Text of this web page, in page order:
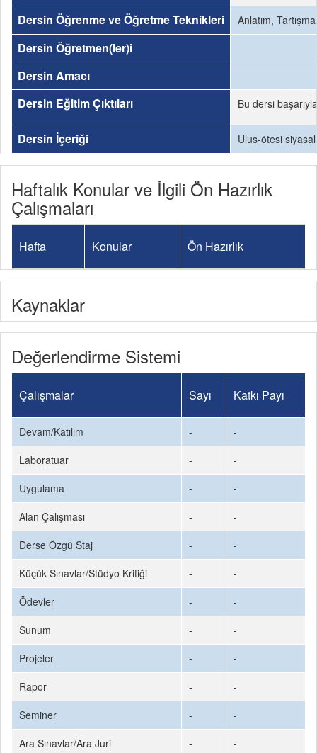
Dersin Öğrenme ve Öğretme Teknikleri Anlatım,
Dersin Öğretmen(ler)i
Dersin Amacı
Dersin Eğitim Çıktıları
Bu dersi
Dersin İçeriği Ulus-ötesi
Haftalık Konular ve İlgili Ön Hazırlık
Çalışmaları
Hafta Konular Ön Hazırlık
Kaynaklar
Değerlendirme Sistemi
Çalışmalar Sayı Katkı Payı
Devam/Katılım -
-
Laboratuar
-
-
Uygulama
-
-
Alan Çalışması
-
-
Derse Özgü Staj
-
-
Küçük Sınavlar/Stüdyo Kritiği
-
-
Ödevler
-
-
Sunum
-
-
Projeler
-
-
Rapor
-
-
Seminer
-
-
Ara Sınavlar/Ara Juri
-
-